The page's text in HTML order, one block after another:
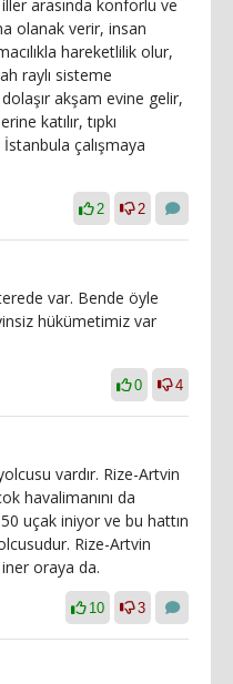
arasında konforlu ve
olanak verir, insan
hareketlilik olur,
raylı sisteme
akşam evine gelir,
katılır, tıpkı
çalışmaya
2 2
var. Bende öyle
hükümetimiz var
0 4
vardır. Rize-Artvin
havalimanını da
uçak iniyor ve bu hattın
Rize-Artvin
oraya da.
10 3